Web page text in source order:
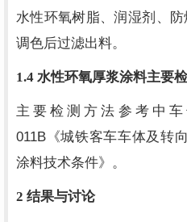
水性环氧树脂、润湿剂、
调色后过滤出料。
1.4 水性环氧厚浆涂料主要
主要检测方法参考中车
011B 《城铁客车车体及转
涂料技术条件》。
2 结果与讨论